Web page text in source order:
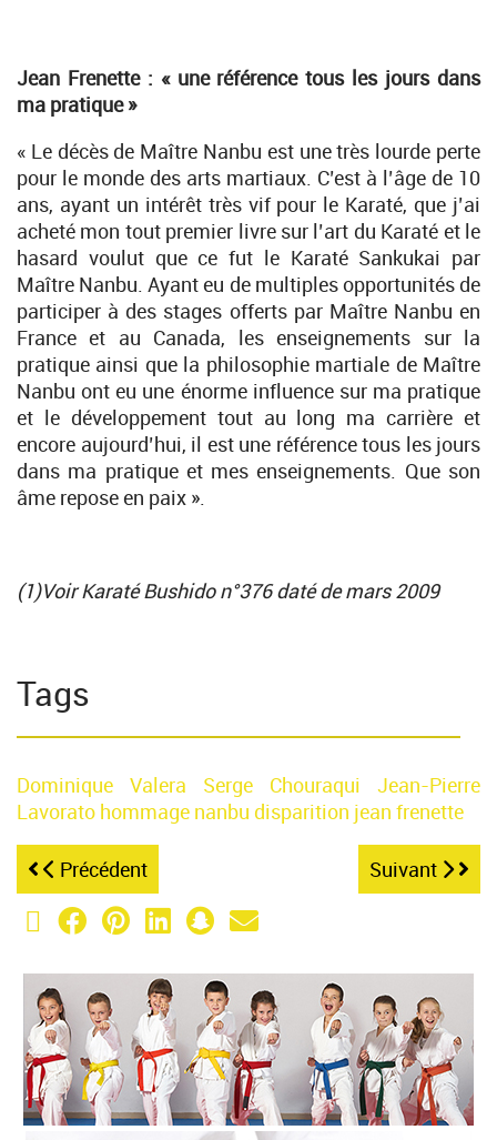
Jean Frenette : « une référence tous les jours dans
ma pratique »
« Le décès de Maître Nanbu est une très lourde perte
pour le monde des arts martiaux. C’est à l’âge de 10
ans, ayant un intérêt très vif pour le Karaté, que j’ai
acheté mon tout premier livre sur l’art du Karaté et le
hasard voulut que ce fut le Karaté Sankukai par
Maître Nanbu. Ayant eu de multiples opportunités de
participer à des stages offerts par Maître Nanbu en
France et au Canada, les enseignements sur la
pratique ainsi que la philosophie martiale de Maître
Nanbu ont eu une énorme influence sur ma pratique
et le développement tout au long ma carrière et
encore aujourd’hui, il est une référence tous les jours
dans ma pratique et mes enseignements. Que son
âme repose en paix ».
(1)Voir Karaté Bushido n°376 daté de mars 2009
Tags
Dominique Valera Serge Chouraqui Jean-Pierre
Lavorato hommage nanbu disparition jean frenette
Précédent Suivant
X (Twitter)
Facebook
Pinterest
LinkedIn
Snapchat
Email